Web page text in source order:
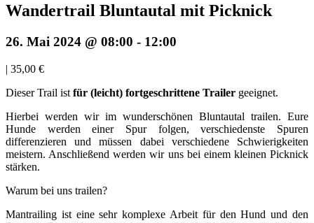
Wandertrail Bluntautal mit Picknick
26. Mai 2024 @ 08:00 - 12:00
| 35,00 €
Dieser Trail ist für (leicht) fortgeschrittene Trailer geeignet.
Hierbei werden wir im wunderschönen Bluntautal trailen. Eure
Hunde werden einer Spur folgen, verschiedenste Spuren
differenzieren und müssen dabei verschiedene Schwierigkeiten
meistern. Anschließend werden wir uns bei einem kleinen Picknick
stärken.
Warum bei uns trailen?
Mantrailing ist eine sehr komplexe Arbeit für den Hund und den